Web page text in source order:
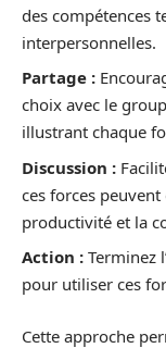
des compétences
interpersonnelles.
Partage :
choix avec le
illustrant chaque
Discussion :
ces forces
productivité et la
Action : Terminez
pour utiliser ces
Cette approche